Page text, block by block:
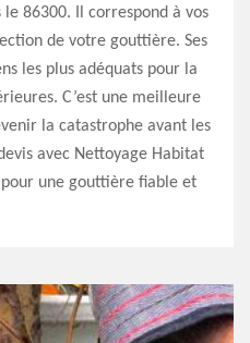
86300. Il correspond à vos
de votre gouttière. Ses
les plus adéquats pour la
C’est une meilleure
la catastrophe avant les
avec Nettoyage Habitat
une gouttière fiable et